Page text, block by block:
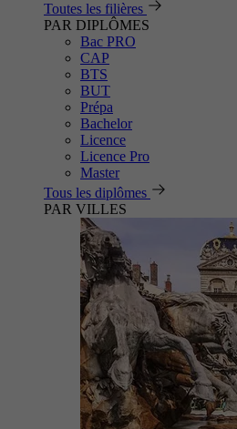
Toutes les filières
PAR DIPLÔMES
Bac PRO
CAP
BTS
BUT
Prépa
Bachelor
Licence
Licence Pro
Master
Tous les diplômes
PAR VILLES